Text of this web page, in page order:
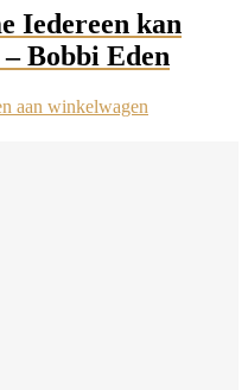
Iedereen kan
Bobbi Eden
aan winkelwagen